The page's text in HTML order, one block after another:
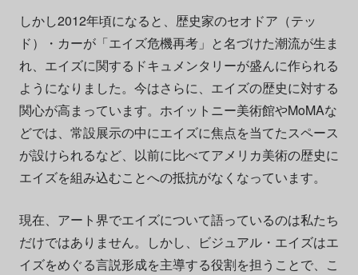
しかし2012年頃になると、歴史家のセオドア（テッ
ド）・カーが「エイズ危機再考」と名づけた潮流が生ま
れ、エイズに関するドキュメンタリーが盛んに作られる
ようになりました。今はさらに、エイズの歴史に対する
関心が高まっています。ホイットニー美術館やMoMAな
どでは、常設展示の中にエイズに焦点を当てたスペース
が設けられるなど、以前に比べてアメリカ美術の歴史に
エイズを組み込むことへの抵抗がなくなっています。
現在、アート界でエイズについて語っているのは私たち
だけではありません。しかし、ビジュアル・エイズはエ
イズをめぐる言説形成を主導する役割を担うことで、こ